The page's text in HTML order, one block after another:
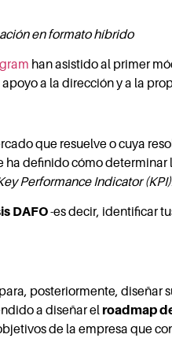
en formato híbrido
han asistido al primer
a la dirección y a la
que resuelve o cuya
ha definido cómo determinar
Performance Indicator
DAFO-es decir, identificar
para, posteriormente, diseñar
a diseñar el roadmap
de la empresa que